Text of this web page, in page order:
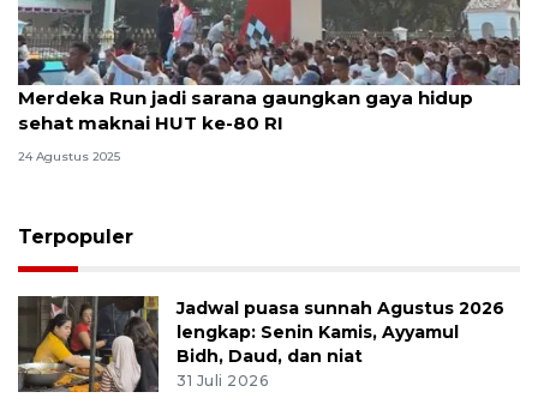
Merdeka Run jadi sarana gaungkan gaya hidup
sehat maknai HUT ke-80 RI
24 Agustus 2025
Terpopuler
Jadwal puasa sunnah Agustus 2026
lengkap: Senin Kamis, Ayyamul
Bidh, Daud, dan niat
31 Juli 2026